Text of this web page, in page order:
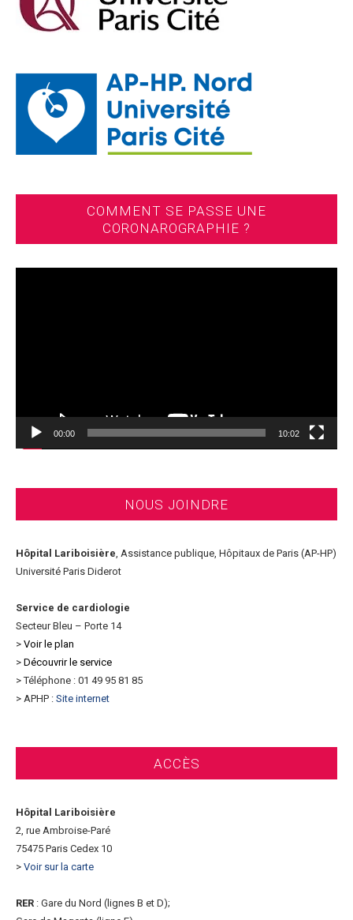
COMMENT SE PASSE UNE
CORONAROGRAPHIE ?
00:00 10:02
NOUS JOINDRE
Hôpital Lariboisière, Assistance publique, Hôpitaux de Paris (AP-HP)
Université Paris Diderot
Service de cardiologie
Secteur Bleu – Porte 14
> Voir le plan
> Découvrir le service
> Téléphone : 01 49 95 81 85
> APHP : Site internet
ACCÈS
Hôpital Lariboisière
2, rue Ambroise-Paré
75475 Paris Cedex 10
> Voir sur la carte
RER : Gare du Nord (lignes B et D);